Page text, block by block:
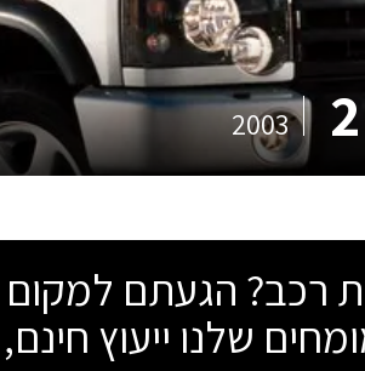
2003
רכב? הגעתם למקום
שלנו ייעוץ חינם,